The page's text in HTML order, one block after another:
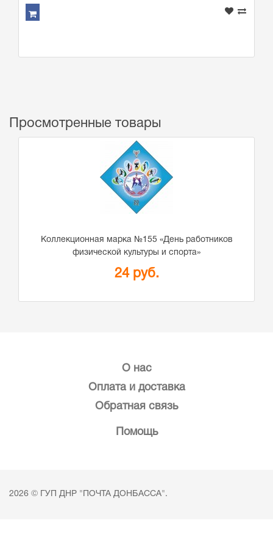
Просмотренные товары
Коллекционная марка №155 «День работников
физической культуры и спорта»
24 руб.
О нас
Оплата и доставка
Обратная связь
Помощь
2026 © ГУП ДНР "ПОЧТА ДОНБАССА".